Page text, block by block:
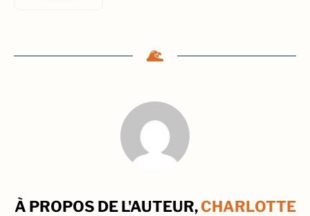
À PROPOS DE L'AUTEUR,CHARLOTTE